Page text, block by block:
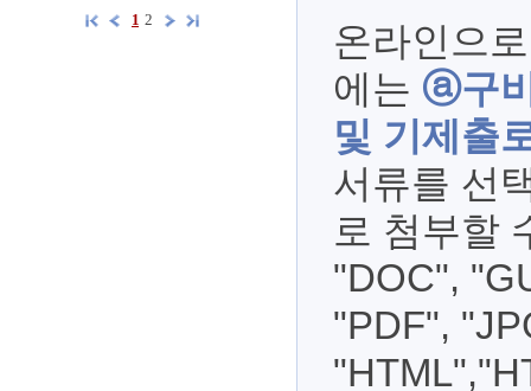
1 2
온라인으
에는 ⓐ구
및 기제출
서류를 선
로 첨부할
"DOC",
"PDF",